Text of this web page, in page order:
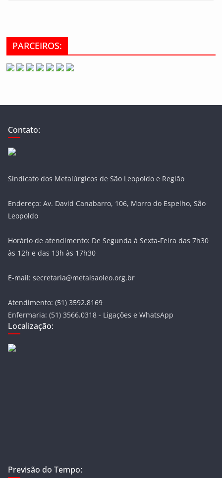
PARCEIROS:
Contato:
Sindicato dos Metalúrgicos de São Leopoldo e Região
Endereço: Av. David Canabarro, 106, Morro do Espelho, São
Leopoldo
Horário de atendimento: De Segunda à Sexta-Feira das 7h30
às 12h e das 13h às 17h30
E-mail: secretaria@metalsaoleo.org.br
Atendimento: (51) 3592.8169
Enfermaria: (51) 3566.0318 - Ligações e WhatsApp
Localização:
Previsão do Tempo: